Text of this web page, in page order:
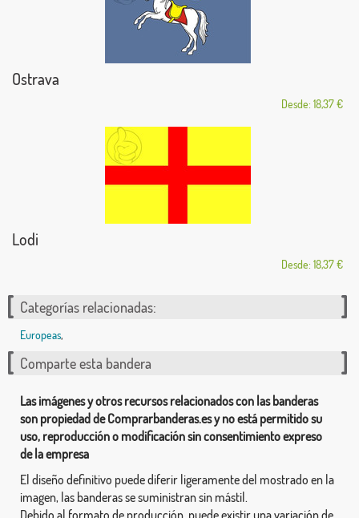
Ostrava
Desde: 18,37 €
Lodi
Desde: 18,37 €
Categorías relacionadas:
Europeas,
Comparte esta bandera
Las imágenes y otros recursos relacionados con las banderas
son propiedad de Comprarbanderas.es y no está permitido su
uso, reproducción o modificación sin consentimiento expreso
de la empresa
El diseño definitivo puede diferir ligeramente del mostrado en la
imagen, las banderas se suministran sin mástil.
Debido al formato de producción, puede existir una variación de